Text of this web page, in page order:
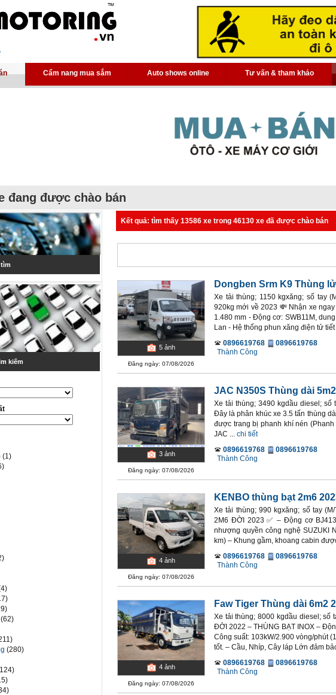
Cẩm nang mua sắm Auto shows online Tư vấn & tham khảo
đang được chào bán
kiếm
(1)
(62)
(280)
Kết quả: tìm thấy 13586 xe trong 46130 xe đã được chào bán
5 ảnh
Đăng ngày: 07/08/2026
Dongben Srm K9 Thùng
Xe tải thùng; 1150 kgxăng; số tay
920kg mới về 2023 💸 Nhận xe
1.480 mm - Động cơ: SWB11M,
Lan - Hệ thống phun xăng điện tử
0896619768
0896619768
Thành Công
3 ảnh
Đăng ngày: 07/08/2026
JAC N350S Thùng dài
Xe tải thùng; 3490 kgdầu diesel; số
Đây là phân khúc xe 3.5 tấn thùng
được trang bị phanh khí nén
JAC ... chi tiết
0896619768
0896619768
Thành Công
4 ảnh
Đăng ngày: 07/08/2026
KENBO thùng bạt 2m6
Xe tải thùng; 990 kgxăng; số tay
2M6 ĐỜI 2023 ✅ – Động cơ
nhượng quyền công nghệ SUZUKI
km) – Khung gầm, khoang cabin
0896619768
0896619768
Thành Công
4 ảnh
Đăng ngày: 07/08/2026
Faw Tiger Thùng dài 6m2
Xe tải thùng; 8000 kgdầu diesel; số
ĐỜI 2022 – THÙNG BẠT INOX –
Công suất: 103kW/2.900 vòng/phút
tốt. – Cầu, Nhíp, Cây láp Lớn đảm
0896619768
0896619768
Thành Công